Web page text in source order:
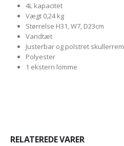
4L kapacitet
Vægt 0,24 kg
Størrelse H31, W7, D23cm
Vandtæt
Justerbar og polstret skullerrem
Polyester
1 ekstern lomme
RELATEREDE VARER